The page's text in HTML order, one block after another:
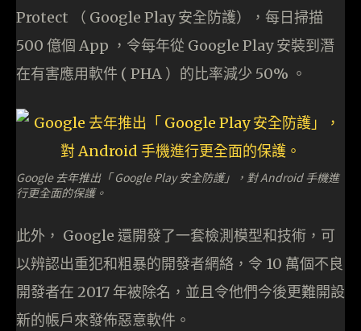
Protect （ Google Play 安全防護），每日掃描
500 億個 App ，令每年從 Google Play 安裝到潛
在有害應用軟件 ( PHA ）的比率減少 50% 。
Google 去年推出「 Google Play 安全防護」，對 Android 手機進
行更全面的保護。
此外， Google 還開發了一套檢測模型和技術，可
以辨認出重犯和粗暴的開發者網絡，令 10 萬個不良
開發者在 2017 年被除名，並且令他們今後更難開設
新的帳戶來發佈惡意軟件。